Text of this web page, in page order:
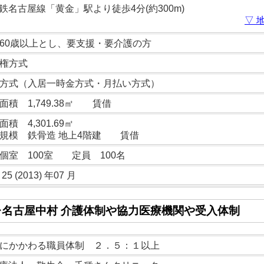
名古屋線「黄金」駅より徒歩4分(約300m)
▽
歳以上とし、要支援・要介護の方
方式
式（入居一時金方式・月払い方式）
面積 1,749.38㎡ 賃借
積 4,301.69㎡
規模 鉄骨造 地上4階建 賃借
個室 100室 定員 100名
(2013) 年07 月
古屋中村 介護体制や協力医療機関や受入体制
かかわる職員体制 ２．５：１以上